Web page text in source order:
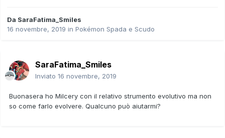
Da SaraFatima_Smiles
16 novembre, 2019 in Pokémon Spada e Scudo
SaraFatima_Smiles
Inviato 16 novembre, 2019
Buonasera ho Milcery con il relativo strumento evolutivo ma non
so come farlo evolvere. Qualcuno può aiutarmi?